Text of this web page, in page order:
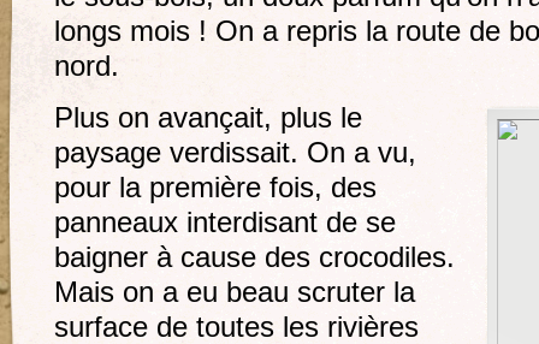
longs mois ! On a repris la route de
nord.
Plus on avançait, plus le
paysage verdissait. On a vu,
pour la première fois, des
panneaux interdisant de se
baigner à cause des crocodiles.
Mais on a eu beau scruter la
surface de toutes les rivières